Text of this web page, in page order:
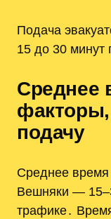
Подача
15 до 30 минут
Среднее
подачу
Среднее время
Вешняки —
трафике․